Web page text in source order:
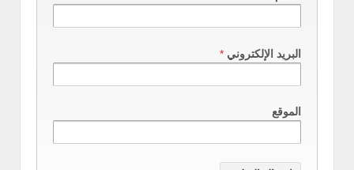
البريد الإلكتروني *
الموقع